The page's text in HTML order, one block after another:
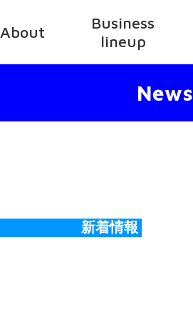
About
Business
lineup
News
新着情報